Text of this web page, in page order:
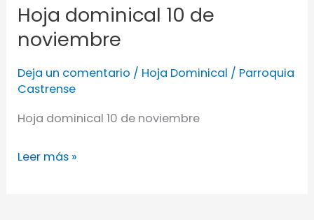
Hoja dominical 10 de
noviembre
Deja un comentario / Hoja Dominical / Parroquia
Castrense
Hoja dominical 10 de noviembre
Leer más »